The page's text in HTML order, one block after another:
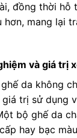
đồng thời hỗ
mang lại
và giá trị
da không
trị sử dụng
bộ ghế da
hay bạc